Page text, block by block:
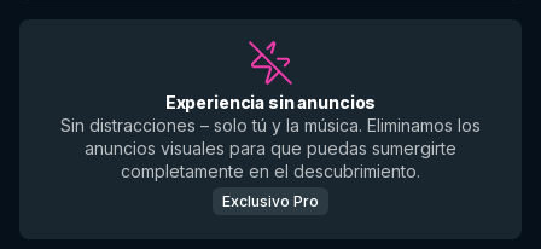
Experiencia sin anuncios
Sin distracciones – solo tú y la música. Eliminamos los
anuncios visuales para que puedas sumergirte
completamente en el descubrimiento.
Exclusivo Pro